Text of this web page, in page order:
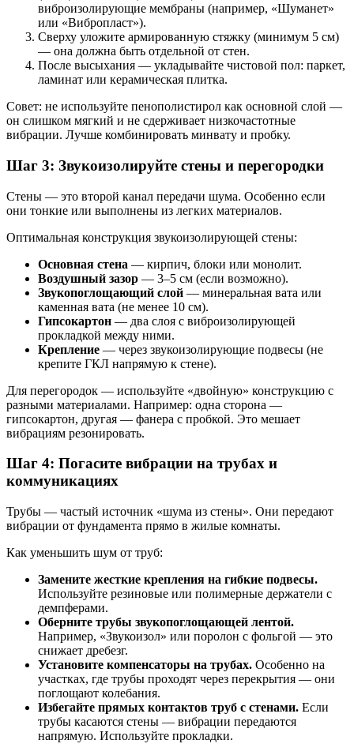
виброизолирующие мембраны (например, «Шуманет»
или «Вибропласт»).
Сверху уложите армированную стяжку (минимум 5 см)
— она должна быть отдельной от стен.
После высыхания — укладывайте чистовой пол: паркет,
ламинат или керамическая плитка.
Совет: не используйте пенополистирол как основной слой —
он слишком мягкий и не сдерживает низкочастотные
вибрации. Лучше комбинировать минвату и пробку.
Шаг 3: Звукоизолируйте стены и перегородки
Стены — это второй канал передачи шума. Особенно если
они тонкие или выполнены из легких материалов.
Оптимальная конструкция звукоизолирующей стены:
Основная стена — кирпич, блоки или монолит.
Воздушный зазор — 3–5 см (если возможно).
Звукопоглощающий слой — минеральная вата или
каменная вата (не менее 10 см).
Гипсокартон — два слоя с виброизолирующей
прокладкой между ними.
Крепление — через звукоизолирующие подвесы (не
крепите ГКЛ напрямую к стене).
Для перегородок — используйте «двойную» конструкцию с
разными материалами. Например: одна сторона —
гипсокартон, другая — фанера с пробкой. Это мешает
вибрациям резонировать.
Шаг 4: Погасите вибрации на трубах и
коммуникациях
Трубы — частый источник «шума из стены». Они передают
вибрации от фундамента прямо в жилые комнаты.
Как уменьшить шум от труб:
Замените жесткие крепления на гибкие подвесы.
Используйте резиновые или полимерные держатели с
демпферами.
Оберните трубы звукопоглощающей лентой.
Например, «Звукоизол» или поролон с фольгой — это
снижает дребезг.
Установите компенсаторы на трубах. Особенно на
участках, где трубы проходят через перекрытия — они
поглощают колебания.
Избегайте прямых контактов труб с стенами. Если
трубы касаются стены — вибрации передаются
напрямую. Используйте прокладки.